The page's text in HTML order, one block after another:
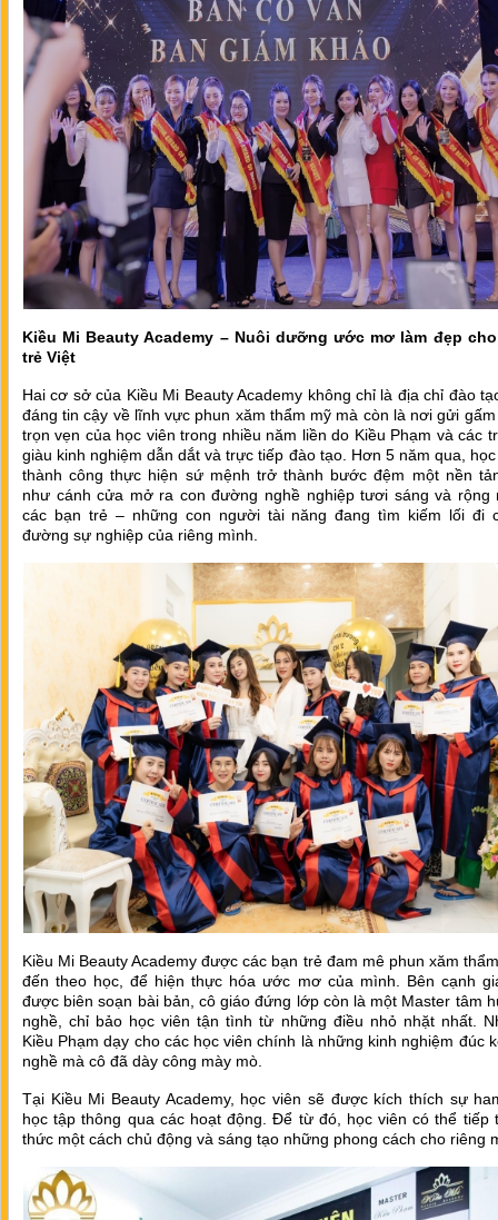
Kiều Mi Beauty Academy – Nuôi dưỡng ước mơ làm đẹp
trẻ Việt
Hai cơ sở của Kiều Mi Beauty Academy không chỉ là địa chỉ đào
đáng tin cậy về lĩnh vực phun xăm thẩm mỹ mà còn là nơi gửi
trọn vẹn của học viên trong nhiều năm liền do Kiều Phạm và các
giàu kinh nghiệm dẫn dắt và trực tiếp đào tạo. Hơn 5 năm qua,
thành công thực hiện sứ mệnh trở thành bước đệm một nền
như cánh cửa mở ra con đường nghề nghiệp tươi sáng và rộng
các bạn trẻ – những con người tài năng đang tìm kiếm lối đi
đường sự nghiệp của riêng mình.
Kiều Mi Beauty Academy được các bạn trẻ đam mê phun xăm
đến theo học, để hiện thực hóa ước mơ của mình. Bên cạnh
được biên soạn bài bản, cô giáo đứng lớp còn là một Master tâm
nghề, chỉ bảo học viên tận tình từ những điều nhỏ nhặt nhất.
Kiều Phạm dạy cho các học viên chính là những kinh nghiệm đúc
nghề mà cô đã dày công mày mò.
Tại Kiều Mi Beauty Academy, học viên sẽ được kích thích sự
học tập thông qua các hoạt động. Để từ đó, học viên có thể tiếp
thức một cách chủ động và sáng tạo những phong cách cho riêng